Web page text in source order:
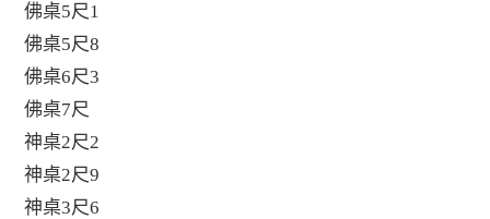
佛桌5尺1
佛桌5尺8
佛桌6尺3
佛桌7尺
神桌2尺2
神桌2尺9
神桌3尺6